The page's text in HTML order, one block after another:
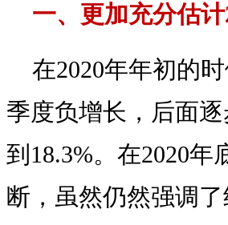
一、更加充分估
在2020年年初的
季度负增长，后面
到18.3%。在2020
断，虽然仍然强调